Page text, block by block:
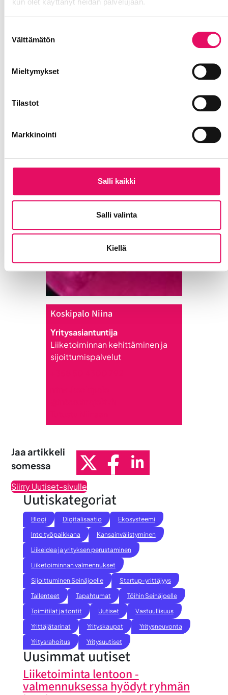
valinta
Välttämätön
Mieltymykset
Tilastot
Markkinointi
Salli kaikki
Salli valinta
Kiellä
Koskipalo Niina
Yritysasiantuntija
Liiketoiminnan kehittäminen ja
sijoittumispalvelut
Jaa artikkeli
somessa
Siirry Uutiset-sivulle
Uutiskategoriat
Blogi Digitalisaatio
Ekosysteemi
Into työpaikkana
Kansainvälistyminen
Liikeidea ja yrityksen perustaminen
Liiketoiminnan valmennukset
Sijoittuminen Seinäjoelle
Startup-yrittäjyys
Tallenteet
Tapahtumat
Töihin Seinäjoelle
Toimitilat ja tontit
Uutiset
Vastuullisuus
Yrittäjätarinat
Yrityskaupat
Yritysneuvonta
Yritysrahoitus
Yritysuutiset
Uusimmat uutiset
Liiketoiminta lentoon -
valmennuksessa hyödyt ryhmän